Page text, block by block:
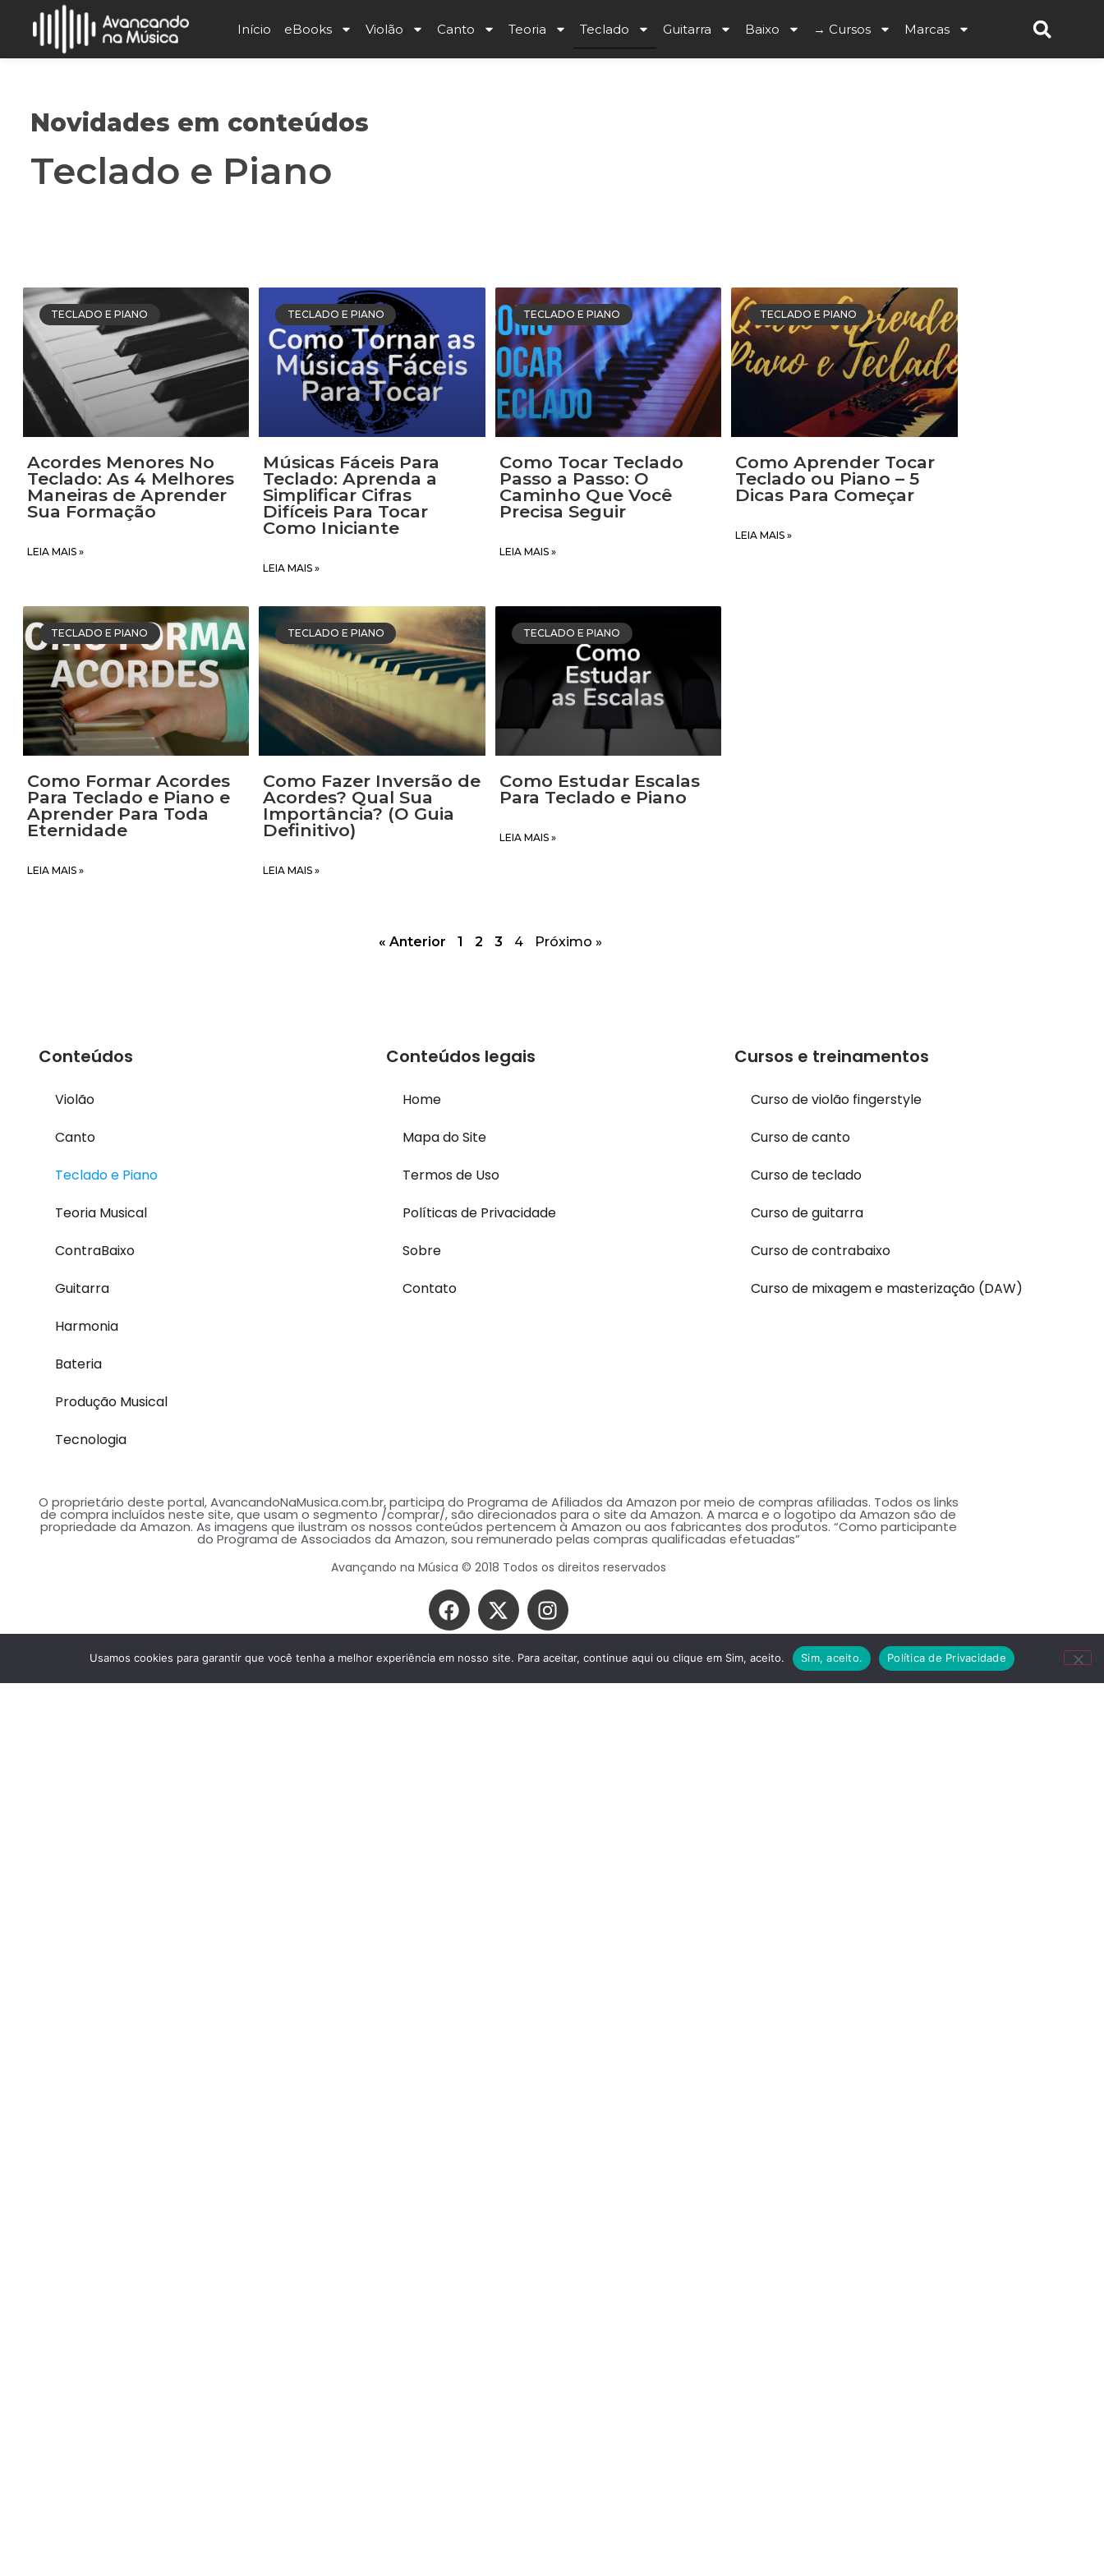
Início eBooks Violão Canto Teoria Teclado Guitarra Baixo → Cursos Marcas
Novidades em conteúdos
Teclado e Piano
TECLADO E PIANO
Acordes Menores No
Teclado: As 4 Melhores
Maneiras de Aprender
Sua Formação
LEIA MAIS »
TECLADO E PIANO
Músicas Fáceis Para
Teclado: Aprenda a
Simplificar Cifras
Difíceis Para Tocar
Como Iniciante
LEIA MAIS »
TECLADO E PIANO
Como Tocar Teclado
Passo a Passo: O
Caminho Que Você
Precisa Seguir
LEIA MAIS »
TECLADO E PIANO
Como Aprender Tocar
Teclado ou Piano – 5
Dicas Para Começar
LEIA MAIS »
TECLADO E PIANO
Como Formar Acordes
Para Teclado e Piano e
Aprender Para Toda
Eternidade
LEIA MAIS »
TECLADO E PIANO
Como Fazer Inversão de
Acordes? Qual Sua
Importância? (O Guia
Definitivo)
LEIA MAIS »
TECLADO E PIANO
Como Estudar Escalas
Para Teclado e Piano
LEIA MAIS »
« Anterior 1 2 3 4 Próximo »
Conteúdos
Violão
Canto
Teclado e Piano
Teoria Musical
ContraBaixo
Guitarra
Harmonia
Bateria
Produção Musical
Tecnologia
Conteúdos legais
Home
Mapa do Site
Termos de Uso
Políticas de Privacidade
Sobre
Contato
Cursos e treinamentos
Curso de violão fingerstyle
Curso de canto
Curso de teclado
Curso de guitarra
Curso de contrabaixo
Curso de mixagem e masterização (DAW)
O proprietário deste portal, AvancandoNaMusica.com.br, participa do Programa de Afiliados da Amazon por meio de compras afiliadas. Todos os links
de compra incluídos neste site, que usam o segmento /comprar/, são direcionados para o site da Amazon. A marca e o logotipo da Amazon são de
propriedade da Amazon. As imagens que ilustram os nossos conteúdos pertencem à Amazon ou aos fabricantes dos produtos. “Como participante
do Programa de Associados da Amazon, sou remunerado pelas compras qualificadas efetuadas”
Avançando na Música © 2018 Todos os direitos reservados
Usamos cookies para garantir que você tenha a melhor experiência em nosso site. Para aceitar, continue aqui ou clique em Sim, aceito. Sim, aceito. Política de Privacidade
Manual simples, prático e gratuito
paratecladistas iniciantes.
Nome
E-mail
Aceito as políticas. Veraqui.
BAIXAR GRÁTIS
BAIXE GRÁTIS